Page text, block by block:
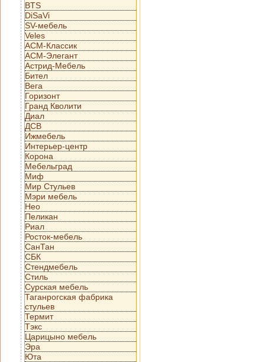
BTS
DiSaVi
SV-мебель
Veles
АСМ-Классик
АСМ-Элегант
Астрид-Мебель
Бител
Вега
Горизонт
Гранд Кволити
Диал
ДСВ
Ижмебель
Интерьер-центр
Корона
Мебельград
Миф
Мир Стульев
Мэри мебель
Нео
Пеликан
Риал
Росток-мебель
СанТан
СБК
Стендмебель
Стиль
Сурская мебель
Таганрогская фабрика
стульев
Термит
Тэкс
Царицыно мебель
Эра
Юта